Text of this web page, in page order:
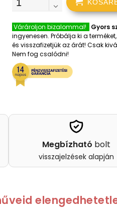
Várároljon bizalommal! Gyors
ingyenesen. Próbálja ki a
és visszafizetjük az árát! Csak
Nem fog csalódni!
Megbízható bolt
visszajelzések alapján